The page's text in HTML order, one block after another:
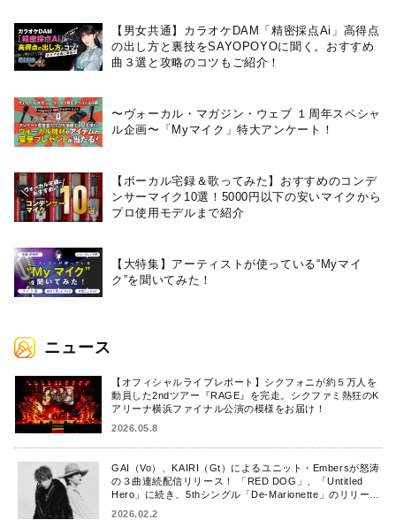
【男女共通】カラオケDAM「精密採点Ai」高得点
の出し方と裏技をSAYOPOYOに聞く。おすすめ
曲３選と攻略のコツもご紹介！
〜ヴォーカル・マガジン・ウェブ １周年スペシャ
ル企画〜「Myマイク」特大アンケート！
【ボーカル宅録＆歌ってみた】おすすめのコンデ
ンサーマイク10選！5000円以下の安いマイクから
プロ使用モデルまで紹介
【大特集】アーティストが使っている“Myマイ
ク”を聞いてみた！
ニュース
【オフィシャルライブレポート】シクフォニが約５万人を
動員した2ndツアー『RAGE』を完走。シクファミ熱狂のK
アリーナ横浜ファイナル公演の模様をお届け！
2026.05.8
GAI（Vo）、KAIRI（Gt）によるユニット・Embersが怒涛
の３曲連続配信リリース！ 「RED DOG」、「Untitled
Hero」に続き、5thシングル「De-Marionette」のリリース
2026.02.2